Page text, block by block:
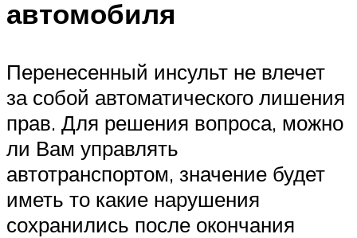
автомобиля
Перенесенный инсульт не влечет
за собой автоматического лишения
прав. Для решения вопроса, можно
ли Вам управлять
автотранспортом, значение будет
иметь то какие нарушения
сохранились после окончания